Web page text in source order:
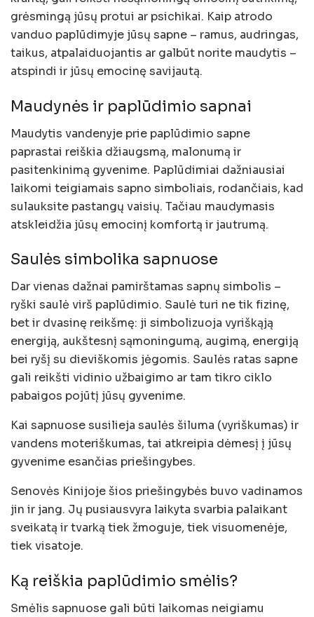
grėsmingą jūsų protui ar psichikai. Kaip atrodo
vanduo paplūdimyje jūsų sapne – ramus, audringas,
taikus, atpalaiduojantis ar galbūt norite maudytis –
atspindi ir jūsų emocinę savijautą.
Maudynės ir paplūdimio sapnai
Maudytis vandenyje prie paplūdimio sapne
paprastai reiškia džiaugsmą, malonumą ir
pasitenkinimą gyvenime. Paplūdimiai dažniausiai
laikomi teigiamais sapno simboliais, rodančiais, kad
sulauksite pastangų vaisių. Tačiau maudymasis
atskleidžia jūsų emocinį komfortą ir jautrumą.
Saulės simbolika sapnuose
Dar vienas dažnai pamirštamas sapnų simbolis –
ryški saulė virš paplūdimio. Saulė turi ne tik fizinę,
bet ir dvasinę reikšmę: ji simbolizuoja vyriškąją
energiją, aukštesnį sąmoningumą, augimą, energiją
bei ryšį su dieviškomis jėgomis. Saulės ratas sapne
gali reikšti vidinio užbaigimo ar tam tikro ciklo
pabaigos pojūtį jūsų gyvenime.
Kai sapnuose susilieja saulės šiluma (vyriškumas) ir
vandens moteriškumas, tai atkreipia dėmesį į jūsų
gyvenime esančias priešingybes.
Senovės Kinijoje šios priešingybės buvo vadinamos
jin ir jang. Jų pusiausvyra laikyta svarbia palaikant
sveikatą ir tvarką tiek žmoguje, tiek visuomenėje,
tiek visatoje.
Ką reiškia paplūdimio smėlis?
Smėlis sapnuose gali būti laikomas neigiamu